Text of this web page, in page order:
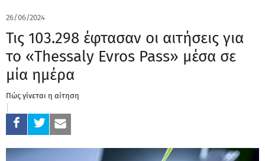
26/06/2024
Τις 103.298 έφτασαν οι αιτήσεις για
το «Thessaly Evros Pass» μέσα σε
μία ημέρα
Πώς γίνεται η αίτηση